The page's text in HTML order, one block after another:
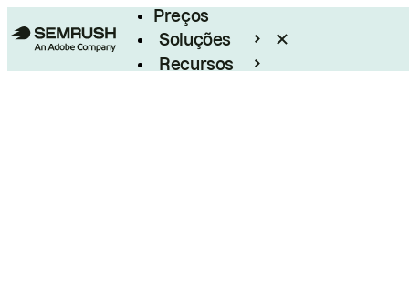
Preços
Soluções
Recursos